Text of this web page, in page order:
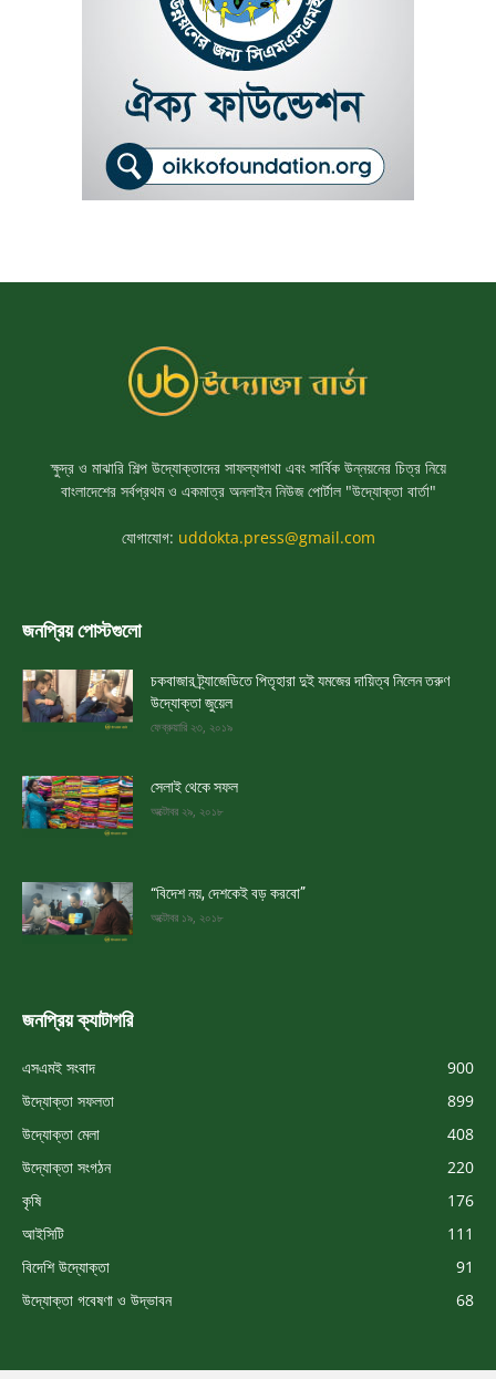
ক্ষুদ্র ও মাঝারি শিল্প উদ্যোক্তাদের সাফল্যগাথা এবং সার্বিক উন্নয়নের চিত্র নিয়ে
বাংলাদেশের সর্বপ্রথম ও একমাত্র অনলাইন নিউজ পোর্টাল "উদ্যোক্তা বার্তা"
যোগাযোগ: uddokta.press@gmail.com
জনপ্রিয় পোস্টগুলো
চকবাজার ট্র্যাজেডিতে পিতৃহারা দুই যমজের দায়িত্ব নিলেন তরুণ
উদ্যোক্তা জুয়েল
ফেব্রুয়ারি ২৩, ২০১৯
সেলাই থেকে সফল
অক্টোবর ২৯, ২০১৮
“বিদেশ নয়, দেশকেই বড় করবো”
অক্টোবর ১৯, ২০১৮
জনপ্রিয় ক্যাটাগরি
এসএমই সংবাদ
900
উদ্যোক্তা সফলতা
899
উদ্যোক্তা মেলা
408
উদ্যোক্তা সংগঠন
220
কৃষি
176
আইসিটি
111
বিদেশি উদ্যোক্তা
91
উদ্যোক্তা গবেষণা ও উদ্ভাবন
68